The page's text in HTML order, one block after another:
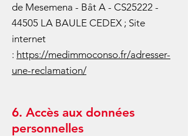
de Mesemena - Bât A - CS25222 -
44505 LA BAULE CEDEX ; Site
internet
: https://medimmoconso.fr/adresser-
une-reclamation/
6. Accès aux données
personnelles